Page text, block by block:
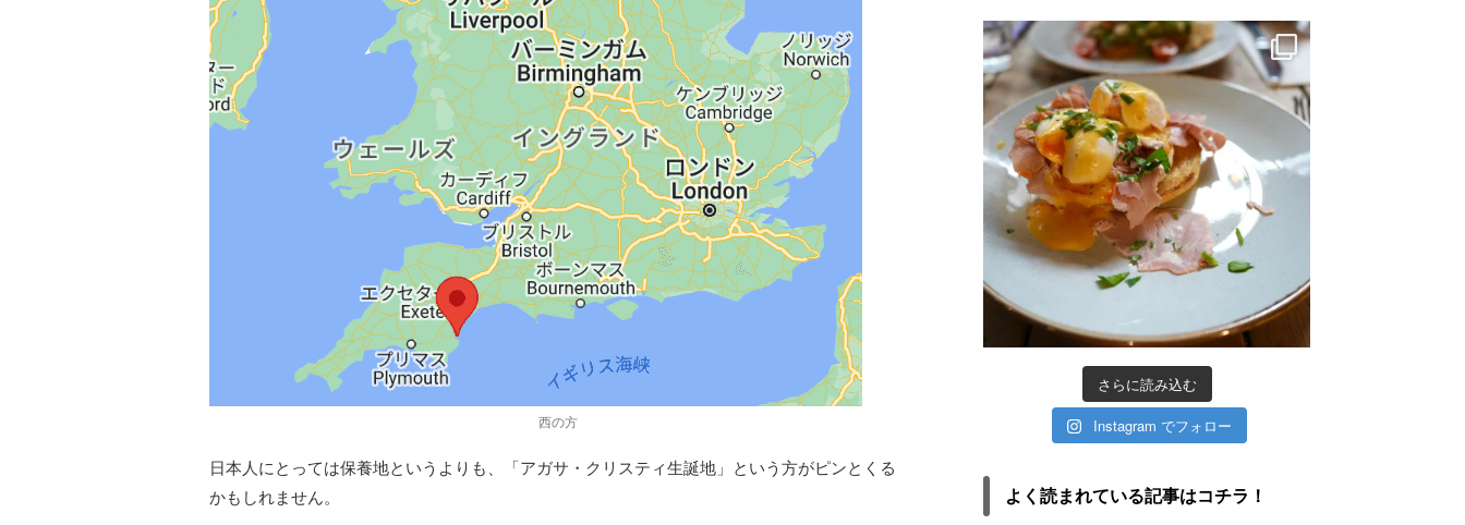
西の方
日本人にとっては保養地というよりも、「アガサ・クリスティ生誕地」という方がピンとくる
かもしれません。
さらに読み込む
Instagram でフォロー
よく読まれている記事はコチラ！